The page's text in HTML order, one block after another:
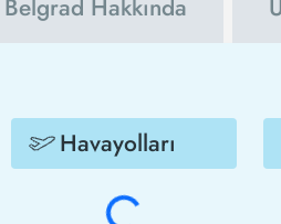
Belgrad Hakkında
Havayolları